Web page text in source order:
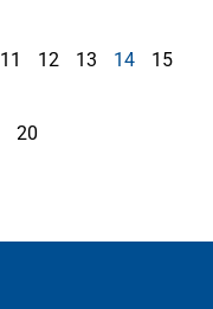
11 12 13 14 15
20